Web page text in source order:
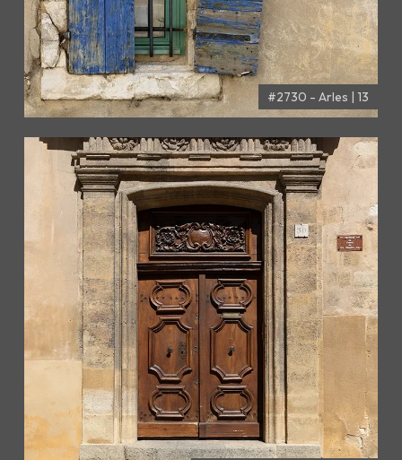
#2730 - Arles | 13